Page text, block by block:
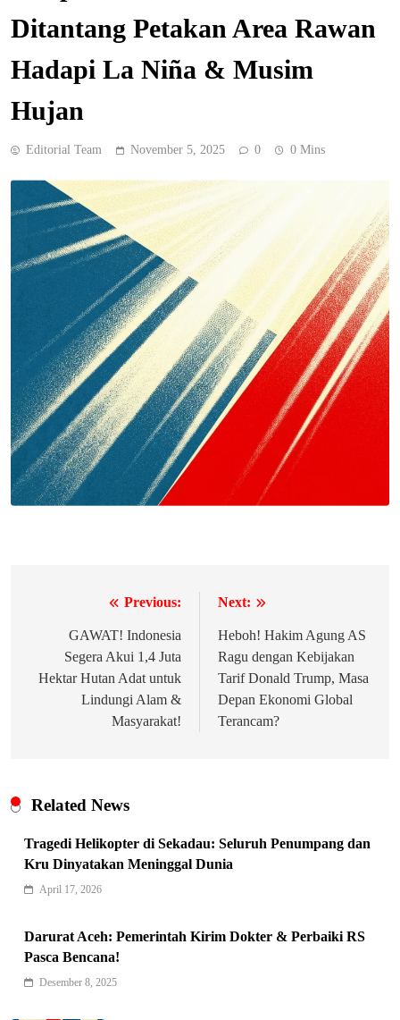
Ditantang Petakan Area Rawan
Hadapi La Niña & Musim
Hujan
Editorial Team November 5, 2025 0 0 Mins
Previous:
GAWAT! Indonesia
Segera Akui 1,4 Juta
Hektar Hutan Adat untuk
Lindungi Alam &
Masyarakat!
Next:
Heboh! Hakim Agung AS
Ragu dengan Kebijakan
Tarif Donald Trump, Masa
Depan Ekonomi Global
Terancam?
Related News
Tragedi Helikopter di Sekadau: Seluruh Penumpang dan
Kru Dinyatakan Meninggal Dunia
April 17, 2026
Darurat Aceh: Pemerintah Kirim Dokter & Perbaiki RS
Pasca Bencana!
Desember 8, 2025